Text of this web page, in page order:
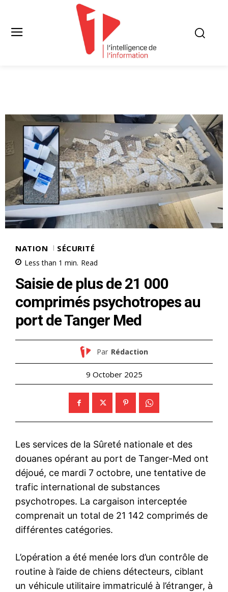
NATION SÉCURITÉ
Less than 1 min. Read
Saisie de plus de 21 000
comprimés psychotropes au
port de Tanger Med
Par Rédaction
9 October 2025
Les services de la Sûreté nationale et des
douanes opérant au port de Tanger-Med ont
déjoué, ce mardi 7 octobre, une tentative de
trafic international de substances
psychotropes. La cargaison interceptée
comprenait un total de 21 142 comprimés de
différentes catégories.
L’opération a été menée lors d’un contrôle de
routine à l’aide de chiens détecteurs, ciblant
un véhicule utilitaire immatriculé à l’étranger, à